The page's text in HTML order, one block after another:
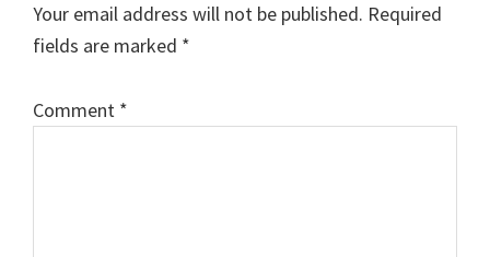
Your email address will not be published. Required
fields are marked *
Comment *